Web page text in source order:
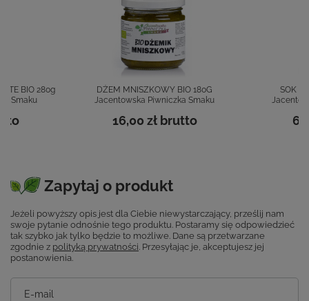
BIO 280g
Smaku
DŻEM MNISZKOWY BIO 180G
Jacentowska Piwniczka Smaku
16,00 złbrutto
SOK Z
Zapytaj o produkt
Jeżeli powyższy opis jest dla Ciebie niewystarczający, prześlij nam
swoje pytanie odnośnie tego produktu. Postaramy się odpowiedzieć
tak szybko jak tylko będzie to możliwe. Dane są przetwarzane
zgodnie z polityką prywatności. Przesyłając je, akceptujesz jej
postanowienia.
E-mail